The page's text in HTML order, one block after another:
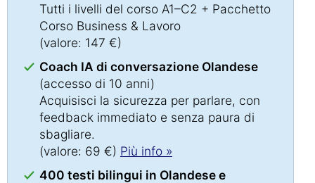
Tutti i livelli del corso A1–C2 + Pacchetto
Corso Business & Lavoro
(valore: 147 €)
Coach IA di conversazione Olandese
(accesso di 10 anni)
Acquisisci la sicurezza per parlare, con
feedback immediato e senza paura di
sbagliare.
(valore: 69 €) Più info »
400 testi bilingui in Olandese e